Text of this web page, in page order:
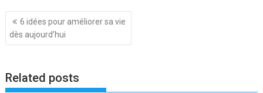
Navigation
de
l’article
6 idées pour améliorer sa vie
dès aujourd’hui
Related posts